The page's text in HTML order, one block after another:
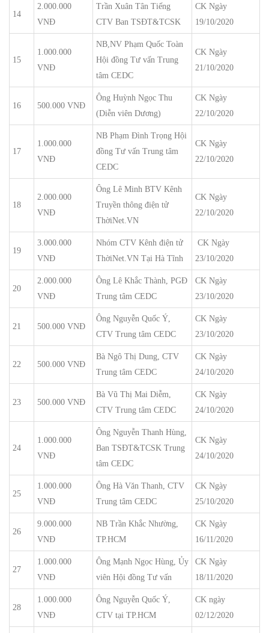
14
2.000.000
VNĐ
Trần Xuân Tân Tiếng
CTV Ban TSĐT&TCSK
CK Ngày
19/10/2020
15
1.000.000
VNĐ
NB,NV Phạm Quốc Toàn
Hội đồng Tư vấn Trung
tâm CEDC
CK Ngày
21/10/2020
16 500.000 VNĐ
Ông Huỳnh Ngọc Thu
(Diễn viên Dương)
CK Ngày
22/10/2020
17
1.000.000
VNĐ
NB Phạm Đình Trọng Hội
đồng Tư vấn Trung tâm
CEDC
CK Ngày
22/10/2020
18
2.000.000
VNĐ
Ông Lê Minh BTV Kênh
Truyền thông điện tử
ThờiNet.VN
CK Ngày
22/10/2020
19
3.000.000
VNĐ
Nhóm CTV Kênh điện tử
ThờiNet.VN Tại Hà Tĩnh
CK Ngày
23/10/2020
20
2.000.000
VNĐ
Ông Lê Khắc Thành, PGĐ
Trung tâm CEDC
CK Ngày
23/10/2020
21 500.000 VNĐ
Ông Nguyễn Quốc Ý,
CTV Trung tâm CEDC
CK Ngày
23/10/2020
22 500.000 VNĐ
Bà Ngô Thị Dung, CTV
Trung tâm CEDC
CK Ngày
24/10/2020
23 500.000 VNĐ
Bà Vũ Thị Mai Diễm,
CTV Trung tâm CEDC
CK Ngày
24/10/2020
24
1.000.000
VNĐ
Ông Nguyễn Thanh Hùng,
Ban TSĐT&TCSK Trung
tâm CEDC
CK Ngày
24/10/2020
25
1.000.000
VNĐ
Ông Hà Văn Thanh, CTV
Trung tâm CEDC
CK Ngày
25/10/2020
26
9.000.000
VNĐ
NB Trần Khắc Nhường,
TP.HCM
CK Ngày
16/11/2020
27
1.000.000
VNĐ
Ông Mạnh Ngọc Hùng, Ủy
viên Hội đồng Tư vấn
CK Ngày
18/11/2020
28
1.000.000
VNĐ
Ông Nguyễn Quốc Ý,
CTV tại TP.HCM
CK ngày
02/12/2020